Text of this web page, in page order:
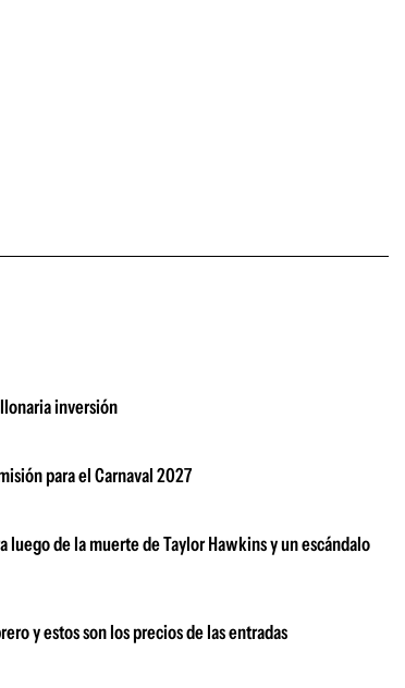
inversión
para el Carnaval 2027
luego de la muerte de Taylor Hawkins y un escándalo
y estos son los precios de las entradas